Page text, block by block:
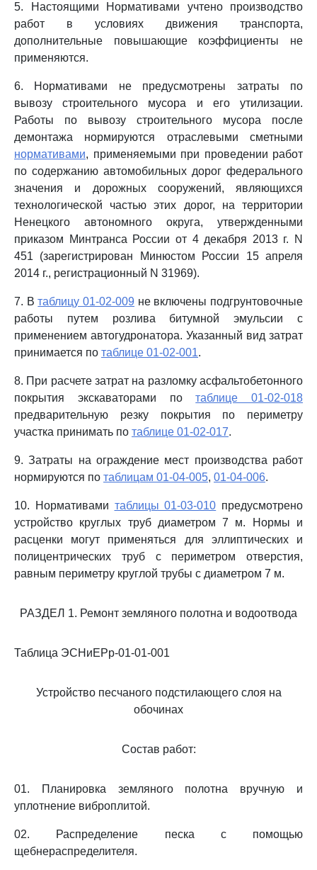
5. Настоящими Нормативами учтено производство
работ в условиях движения транспорта,
дополнительные повышающие коэффициенты не
применяются.
6. Нормативами не предусмотрены затраты по
вывозу строительного мусора и его утилизации.
Работы по вывозу строительного мусора после
демонтажа нормируются отраслевыми сметными
нормативами, применяемыми при проведении работ
по содержанию автомобильных дорог федерального
значения и дорожных сооружений, являющихся
технологической частью этих дорог, на территории
Ненецкого автономного округа, утвержденными
приказом Минтранса России от 4 декабря 2013 г. N
451 (зарегистрирован Минюстом России 15 апреля
2014 г., регистрационный N 31969).
7. Втаблицу 01-02-009 не включены подгрунтовочные
работы путем розлива битумной эмульсии с
применением автогудронатора. Указанный вид затрат
принимается по таблице 01-02-001.
8. При расчете затрат на разломку асфальтобетонного
покрытия экскаваторами потаблице 01-02-018
предварительную резку покрытия по периметру
участка принимать по таблице 01-02-017.
9. Затраты на ограждение мест производства работ
нормируются по таблицам 01-04-005, 01-04-006.
10. Нормативами таблицы 01-03-010 предусмотрено
устройство круглых труб диаметром 7 м. Нормы и
расценки могут применяться для эллиптических и
полицентрических труб с периметром отверстия,
равным периметру круглой трубы с диаметром 7 м.
РАЗДЕЛ 1. Ремонт земляного полотна и водоотвода
Таблица ЭСНиЕРр-01-01-001
Устройство песчаного подстилающего слоя на
обочинах
Состав работ:
01. Планировка земляного полотна вручную и
уплотнение виброплитой.
02. Распределение песка с помощью
щебнераспределителя.